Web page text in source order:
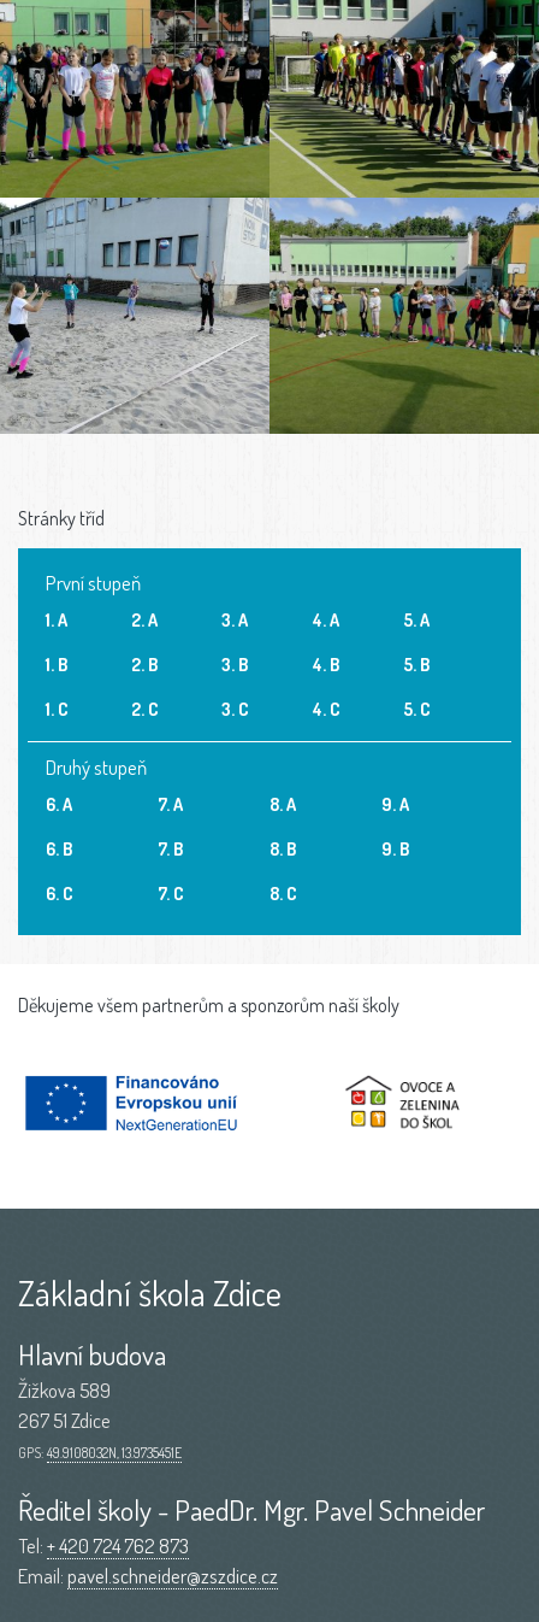
Stránky tříd
První stupeň
1. A
1. B
1. C
2. A
2. B
2. C
3. A
3. B
3. C
4. A
4. B
4. C
5. A
5. B
5. C
Druhý stupeň
6. A
6. B
6. C
7. A
7. B
7. C
8. A
8. B
8. C
9. A
9. B
Děkujeme všem partnerům a sponzorům naší školy
Základní škola Zdice
Hlavní budova
Žižkova 589
267 51 Zdice
GPS: 49.9108032N, 13.9735451E
Ředitel školy - PaedDr. Mgr. Pavel Schneider
Tel:+ 420 724 762 873
Email:pavel.schneider@zszdice.cz